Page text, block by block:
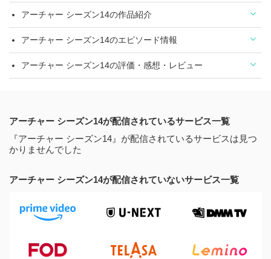
アーチャー シーズン14の作品紹介
アーチャー シーズン14のエピソード情報
アーチャー シーズン14の評価・感想・レビュー
アーチャー シーズン14が配信されているサービス一覧
『アーチャー シーズン14』が配信されているサービスは見つ
かりませんでした
アーチャー シーズン14が配信されていないサービス一覧